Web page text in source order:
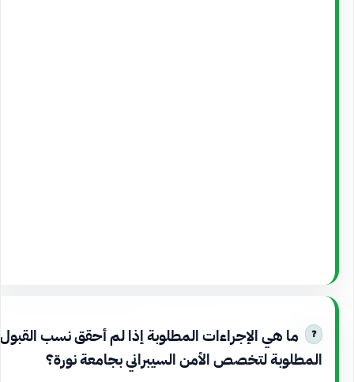
ما هي الإجراءات المطلوبة إذا لم أحقق نسب القبول
المطلوبة لتخصص الأمن السيبراني بجامعة نورة؟